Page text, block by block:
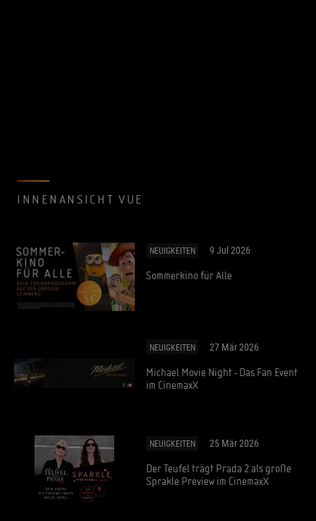
INNENANSICHT VUE
NEUIGKEITEN 9 Jul 2026
Sommerkino für Alle
NEUIGKEITEN 27 Mär 2026
Michael Movie Night - Das Fan Event
im CinemaxX
NEUIGKEITEN 25 Mär 2026
Der Teufel trägt Prada 2 als große
Sprakle Preview im CinemaxX